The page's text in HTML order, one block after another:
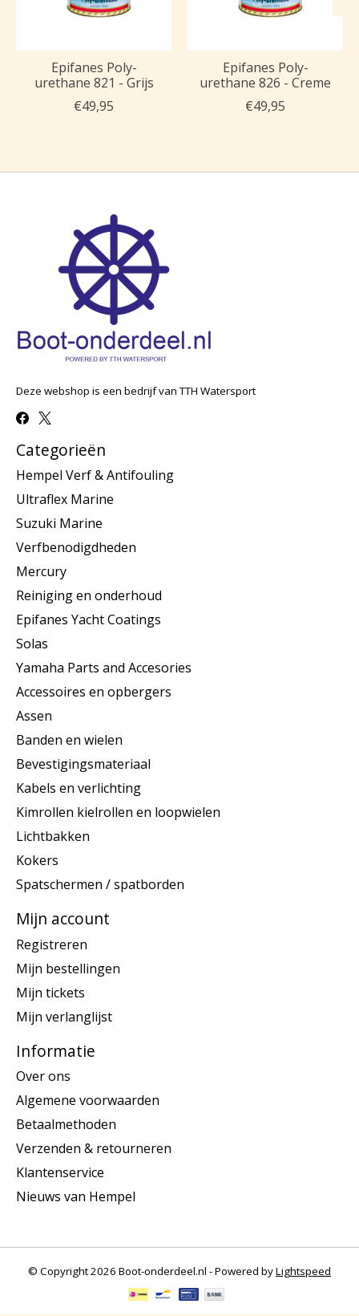
Epifanes Poly-
urethane 821 - Grijs
€49,95
Epifanes Poly-
urethane 826 - Creme
€49,95
Deze webshop is een bedrijf van TTH Watersport
Categorieën
Hempel Verf & Antifouling
Ultraflex Marine
Suzuki Marine
Verfbenodigdheden
Mercury
Reiniging en onderhoud
Epifanes Yacht Coatings
Solas
Yamaha Parts and Accesories
Accessoires en opbergers
Assen
Banden en wielen
Bevestigingsmateriaal
Kabels en verlichting
Kimrollen kielrollen en loopwielen
Lichtbakken
Kokers
Spatschermen / spatborden
Mijn account
Registreren
Mijn bestellingen
Mijn tickets
Mijn verlanglijst
Informatie
Over ons
Algemene voorwaarden
Betaalmethoden
Verzenden & retourneren
Klantenservice
Nieuws van Hempel
© Copyright 2026 Boot-onderdeel.nl - Powered byLightspeed